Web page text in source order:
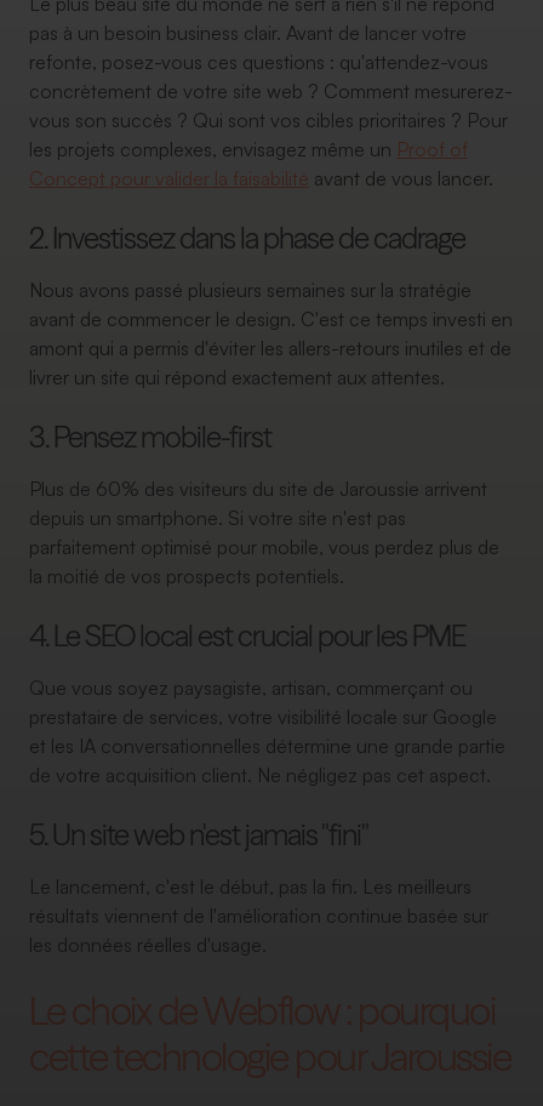
pas à un besoin business clair. Avant de lancer votre
refonte, posez-vous ces questions : qu'attendez-vous
concrètement de votre site web ? Comment mesurerez-
vous son succès ? Qui sont vos cibles prioritaires ? Pour
les projets complexes, envisagez même un Proof of
Concept pour valider la faisabilité avant de vous lancer.
2. Investissez dans la phase de cadrage
Nous avons passé plusieurs semaines sur la stratégie
avant de commencer le design. C'est ce temps investi en
amont qui a permis d'éviter les allers-retours inutiles et de
livrer un site qui répond exactement aux attentes.
3. Pensez mobile-first
Plus de 60% des visiteurs du site de Jaroussie arrivent
depuis un smartphone. Si votre site n'est pas
parfaitement optimisé pour mobile, vous perdez plus de
la moitié de vos prospects potentiels.
4. Le SEO local est crucial pour les PME
Que vous soyez paysagiste, artisan, commerçant ou
prestataire de services, votre visibilité locale sur Google
et les IA conversationnelles détermine une grande partie
de votre acquisition client. Ne négligez pas cet aspect.
5. Un site web n'est jamais "fini"
Le lancement, c'est le début, pas la fin. Les meilleurs
résultats viennent de l'amélioration continue basée sur
les données réelles d'usage.